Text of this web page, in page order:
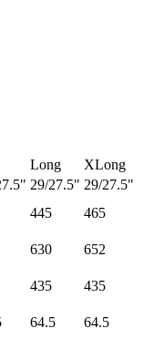
Long
XLong
29/27.5" 29/27.5"
445
465
630
652
435
435
64.5
64.5